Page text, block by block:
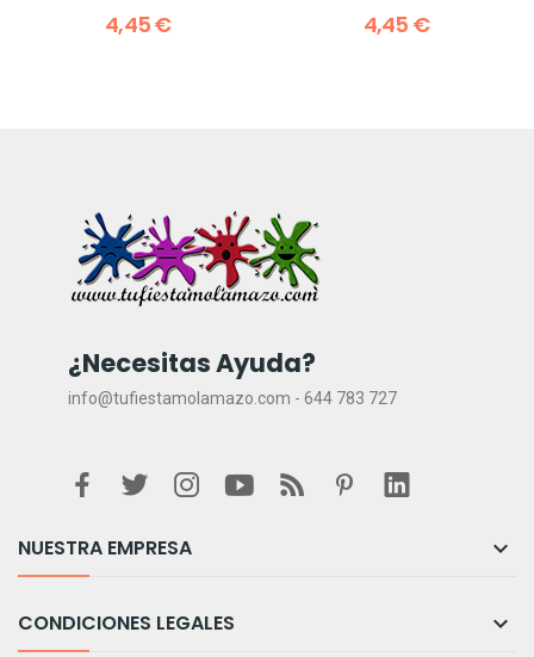
4,45 € 4,45 €
¿Necesitas Ayuda?
info@tufiestamolamazo.com - 644 783 727
NUESTRA EMPRESA 
CONDICIONES LEGALES 